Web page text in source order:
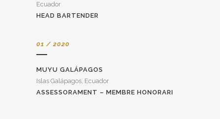
Ecuador
HEAD BARTENDER
01 / 2020
MUYU GALÁPAGOS
Islas Galápagos, Ecuador
ASSESSORAMENT – MEMBRE HONORARI